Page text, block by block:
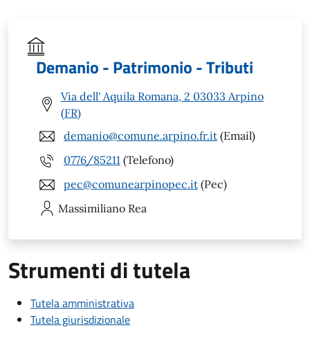
Demanio - Patrimonio - Tributi
Via dell' Aquila Romana, 2 03033 Arpino
(FR)
demanio@comune.arpino.fr.it (Email)
0776/85211 (Telefono)
pec@comunearpinopec.it (Pec)
Massimiliano Rea
Strumenti di tutela
Tutela amministrativa
Tutela giurisdizionale